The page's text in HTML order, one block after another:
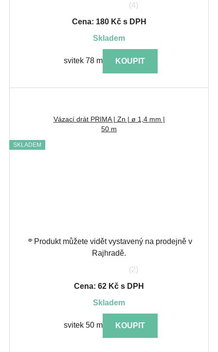
(4)
Cena: 180 Kč s DPH
skladem
svitek 78 m KOUPIT
Vázací drát PRIMA | Zn | ø 1,4 mm |
50 m
SKLADEM
Produkt můžete vidět vystavený na prodejně v
Rajhradě.
(2)
Cena: 62 Kč s DPH
skladem
svitek 50 m KOUPIT